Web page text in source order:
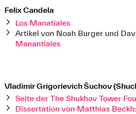
Felix Candela
Los Manatiales
Artikel von Noah Burger und
Manantiales
Vladimir Grigorievich Šuchov
Seite der The Shukhov Tower
Dissertation von Matthias